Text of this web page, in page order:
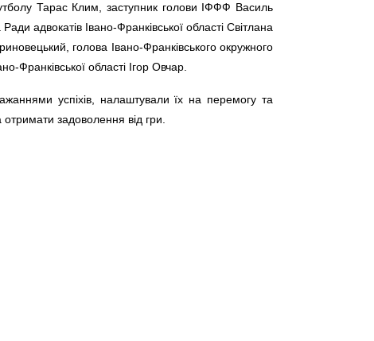
Тарас Клим, заступник голови ІФФФ Василь
адвокатів Івано-Франківської області Світлана
голова Івано-Франківського окружного
Франківської області Ігор Овчар.
успіхів, налаштували їх на перемогу та
задоволення від гри.